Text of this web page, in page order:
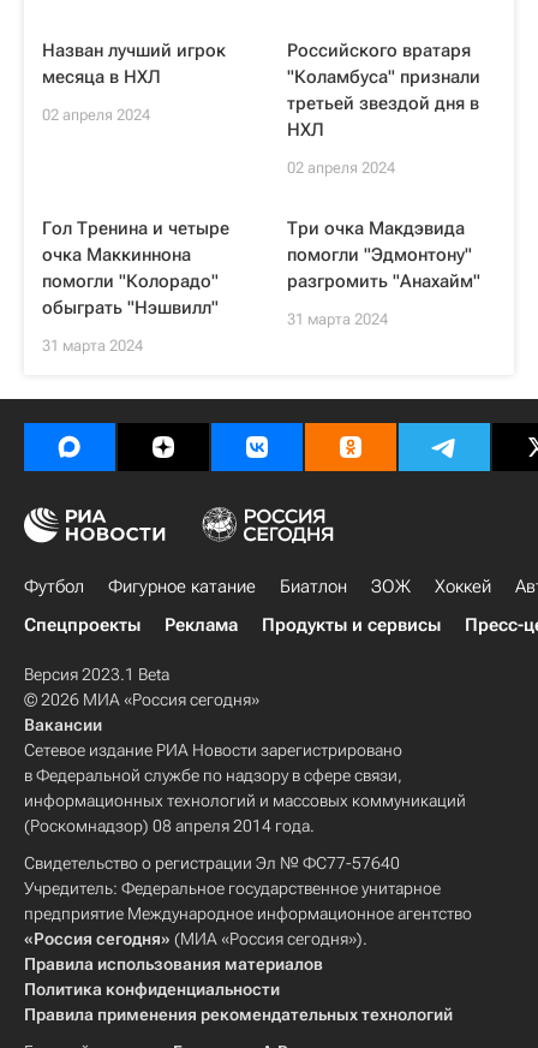
Назван лучший игрок
месяца в НХЛ
02 апреля 2024
Российского вратаря
"Коламбуса" признали
третьей звездой дня в
НХЛ
02 апреля 2024
Гол Тренина и четыре
очка Маккиннона
помогли "Колорадо"
обыграть "Нэшвилл"
31 марта 2024
Три очка Макдэвида
помогли "Эдмонтону"
разгромить "Анахайм"
31 марта 2024
Футбол Фигурное катание Биатлон ЗОЖ Хоккей
Спецпроекты
Реклама Продукты и сервисы Пресс-
Версия 2023.1 Beta
© 2026 МИА «Россия сегодня»
Вакансии
Сетевое издание РИА Новости зарегистрировано
в Федеральной службе по надзору в сфере связи,
информационных технологий и массовых коммуникаций
(Роскомнадзор) 08 апреля 2014 года.
Свидетельство о регистрации Эл № ФС77-57640
Учредитель: Федеральное государственное унитарное
предприятие Международное информационное агентство
«Россия сегодня» (МИА «Россия сегодня»).
Правила использования материалов
Политика конфиденциальности
Правила применения рекомендательных технологий